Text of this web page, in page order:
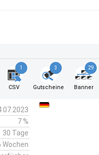
1
CSV
3
Gutscheine
29
Banner
7 %
30 Tage
Wochen